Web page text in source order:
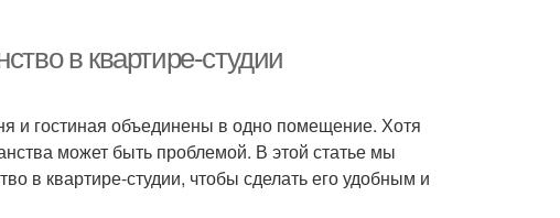
в квартире-студии
и гостиная объединены в одно помещение. Хотя
может быть проблемой. В этой статье мы
в квартире-студии, чтобы сделать его удобным и